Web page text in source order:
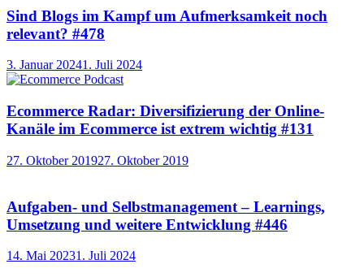
Sind Blogs im Kampf um Aufmerksamkeit noch
relevant? #478
3. Januar 20241. Juli 2024
Ecommerce Radar: Diversifizierung der Online-
Kanäle im Ecommerce ist extrem wichtig #131
27. Oktober 201927. Oktober 2019
Aufgaben- und Selbstmanagement – Learnings,
Umsetzung und weitere Entwicklung #446
14. Mai 20231. Juli 2024